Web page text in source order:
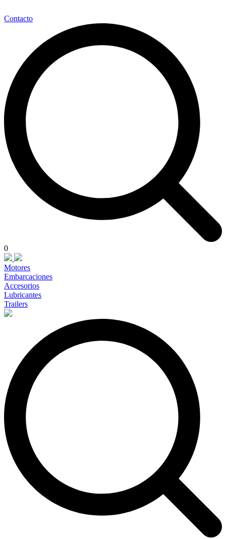
Contacto
0
Motores
Embarcaciones
Accesorios
Lubricantes
Trailers